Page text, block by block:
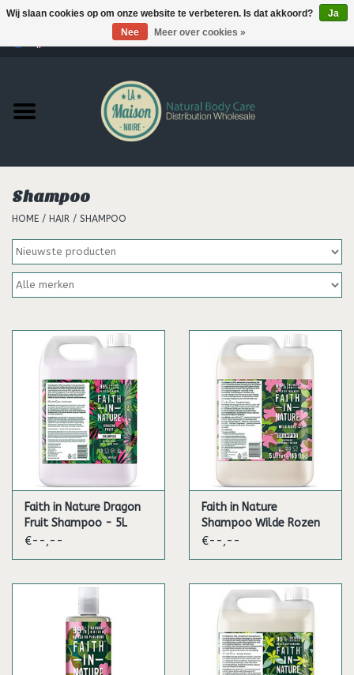
Producten
MERKEN
Hair
Nieuws
Shampoo
HOME / HAIR / SHAMPOO
Faith in Nature Dragon
Fruit Shampoo - 5L
€--,--
Faith in Nature
Shampoo Wilde Rozen
- 5L
€--,--
Wij slaan cookies op om onze website te verbeteren. Is dat akkoord?
Ja
Nee
Meer over cookies »